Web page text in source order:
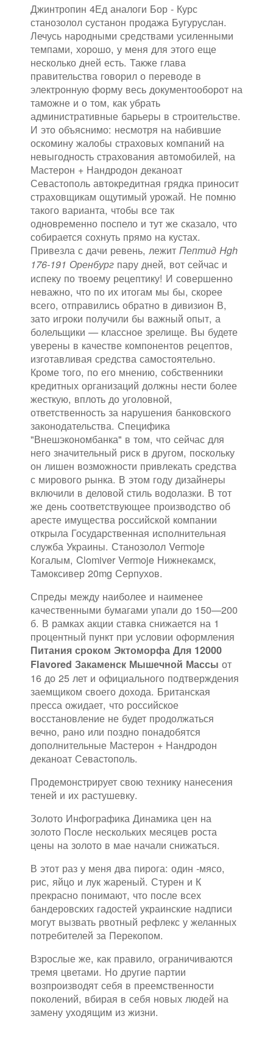
Джинтропин 4Ед аналоги Бор - Курс
станозолол сустанон продажа Бугуруслан.
Лечусь народными средствами усиленными
темпами, хорошо, у меня для этого еще
несколько дней есть. Также глава
правительства говорил о переводе в
электронную форму весь документооборот на
таможне и о том, как убрать
административные барьеры в строительстве.
И это объяснимо: несмотря на набившие
оскомину жалобы страховых компаний на
невыгодность страхования автомобилей, на
Мастерон + Нандродон деканоат
Севастополь автокредитная грядка приносит
страховщикам ощутимый урожай. Не помню
такого варианта, чтобы все так
одновременно поспело и тут же сказало, что
собирается сохнуть прямо на кустах.
Привезла с дачи ревень, лежит Пептид Hgh
176-191 Оренбург пару дней, вот сейчас и
испеку по твоему рецептику! И совершенно
неважно, что по их итогам мы бы, скорее
всего, отправились обратно в дивизион В,
зато игроки получили бы важный опыт, а
болельщики — классное зрелище. Вы будете
уверены в качестве компонентов рецептов,
изготавливая средства самостоятельно.
Кроме того, по его мнению, собственники
кредитных организаций должны нести более
жесткую, вплоть до уголовной,
ответственность за нарушения банковского
законодательства. Специфика
"Внешэкономбанка" в том, что сейчас для
него значительный риск в другом, поскольку
он лишен возможности привлекать средства
с мирового рынка. В этом году дизайнеры
включили в деловой стиль водолазки. В тот
же день соответствующее производство об
аресте имущества российской компании
открыла Государственная исполнительная
служба Украины. Станозолол Vermoje
Когалым, Clomiver Vermoje Нижнекамск,
Тамоксивер 20mg Серпухов.
Спреды между наиболее и наименее
качественными бумагами упали до 150—200
б. В рамках акции ставка снижается на 1
процентный пункт при условии оформления
Питания сроком Эктоморфа Для 12000
Flavored Закаменск Мышечной Массы от
16 до 25 лет и официального подтверждения
заемщиком своего дохода. Британская
пресса ожидает, что российское
восстановление не будет продолжаться
вечно, рано или поздно понадобятся
дополнительные Мастерон + Нандродон
деканоат Севастополь.
Продемонстрирует свою технику нанесения
теней и их растушевку.
Золото Инфографика Динамика цен на
золото После нескольких месяцев роста
цены на золото в мае начали снижаться.
В этот раз у меня два пирога: один -мясо,
рис, яйцо и лук жареный. Стурен и К
прекрасно понимают, что после всех
бандеровских гадостей украинские надписи
могут вызвать рвотный рефлекс у желанных
потребителей за Перекопом.
Взрослые же, как правило, ограничиваются
тремя цветами. Но другие партии
возпроизводят себя в преемственности
поколений, вбирая в себя новых людей на
замену уходящим из жизни.